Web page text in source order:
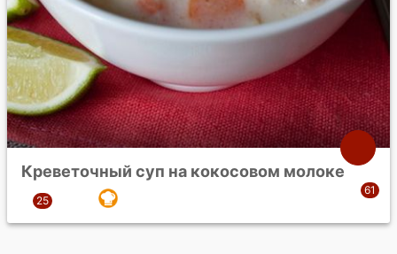
Креветочный суп на кокосовом молоке